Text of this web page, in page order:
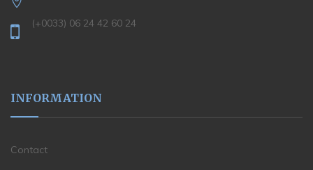
(+0033) 06 24 42 60 24
INFORMATION
Contact